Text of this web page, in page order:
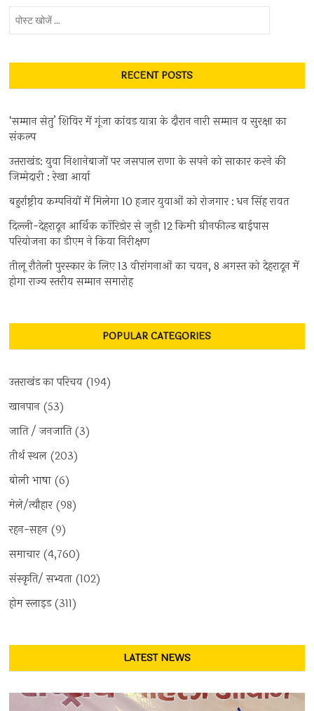
RECENT POSTS
‘सम्मान सेतु’ शिविर में गूंजा कांवड़ यात्रा के दौरान नारी सम्मान व सुरक्षा का
संकल्प
उत्तराखंड: युवा निशानेबाजों पर जसपाल राणा के सपने को साकार करने की
जिम्मेदारी : रेखा आर्या
बहुर्राष्ट्रीय कम्पनियों में मिलेगा 10 हजार युवाओं को रोजगार : धन सिंह रावत
दिल्ली-देहरादून आर्थिक कॉरिडोर से जुड़ी 12 किमी ग्रीनफील्ड बाईपास
परियोजना का डीएम ने किया निरीक्षण
तीलू रौतेली पुरस्कार के लिए 13 वीरांगनाओं का चयन, 8 अगस्त को देहरादून में
होगा राज्य स्तरीय सम्मान समारोह
POPULAR CATEGORIES
उत्तराखंड का परिचय (194)
खानपान (53)
जाति / जनजाति(3)
तीर्थ स्थल (203)
बोली भाषा (6)
मेले/त्यौहार(98)
रहन-सहन (9)
समाचार(4,760)
संस्कृति/ सभ्यता (102)
होम स्लाइड(311)
LATEST NEWS